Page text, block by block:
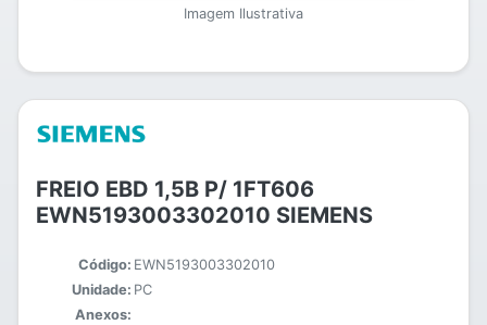
Imagem Ilustrativa
FREIO EBD 1,5B P/ 1FT606
EWN5193003302010 SIEMENS
Código: EWN5193003302010
Unidade: PC
Anexos: